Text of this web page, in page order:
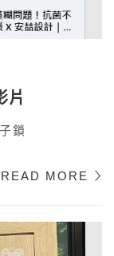
片
鎖
READ MORE